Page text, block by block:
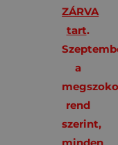
ZÁRVA
tart.
a
rend
szerint,